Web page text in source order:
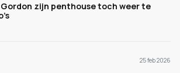
zijn penthouse toch weer te
25 feb 2026